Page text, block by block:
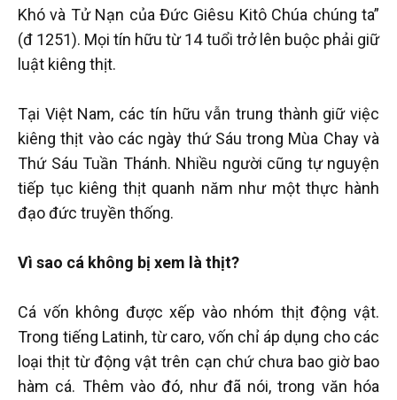
Khó và Tử Nạn của Đức Giêsu Kitô Chúa chúng ta”
(đ 1251). Mọi tín hữu từ 14 tuổi trở lên buộc phải giữ
luật kiêng thịt.
Tại Việt Nam, các tín hữu vẫn trung thành giữ việc
kiêng thịt vào các ngày thứ Sáu trong Mùa Chay và
Thứ Sáu Tuần Thánh. Nhiều người cũng tự nguyện
tiếp tục kiêng thịt quanh năm như một thực hành
đạo đức truyền thống.
Vì sao cá không bị xem là thịt?
Cá vốn không được xếp vào nhóm thịt động vật.
Trong tiếng Latinh, từ caro, vốn chỉ áp dụng cho các
loại thịt từ động vật trên cạn chứ chưa bao giờ bao
hàm cá. Thêm vào đó, như đã nói, trong văn hóa